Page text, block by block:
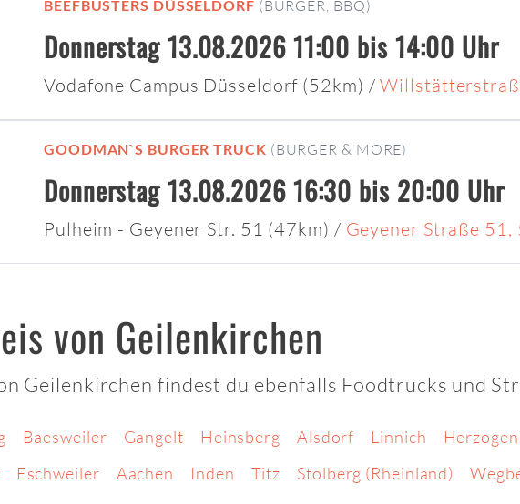
BEEFBUSTERS DÜSSELDORF (BURGER, BBQ)
Donnerstag 13.08.2026 11:00 bis 14:00 Uhr
Vodafone Campus Düsseldorf (52km) /
GOODMAN`S BURGER TRUCK (BURGER & MORE)
Donnerstag 13.08.2026 16:30 bis 20:00 Uhr
Pulheim - Geyener Str. 51 (47km) / Geyener Straße
von Geilenkirchen
Geilenkirchen findest du ebenfalls Foodtrucks und
Baesweiler Gangelt Heinsberg Alsdorf Linnich
Eschweiler Aachen Inden Titz Stolberg (Rheinland)